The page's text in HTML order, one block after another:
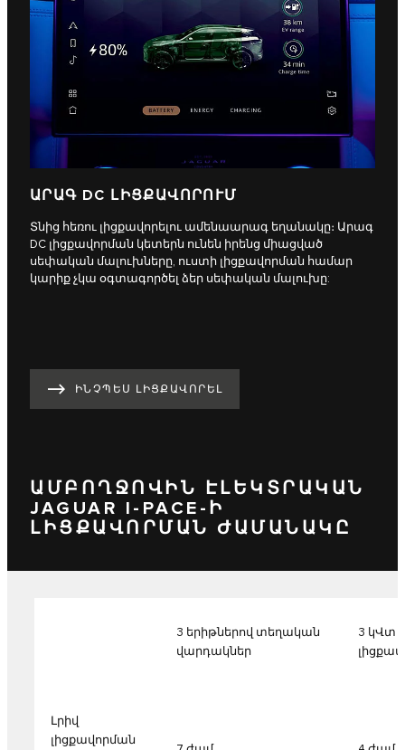
ԱՐԱԳ DC ԼԻՑՔԱՎՈՐՈՒՄ
Տնից հեռու լիցքավորելու ամենաարագ եղանակը։ Արագ
DC լիցքավորման կետերն ունեն իրենց միացված
սեփական մալուխները, ուստի լիցքավորման համար
կարիք չկա օգտագործել ձեր սեփական մալուխը:
ԻՆՉՊԵՍ ԼԻՑՔԱՎՈՐԵԼ
ԱՄԲՈՂՋՈՎԻՆ ԷԼԵԿՏՐԱԿԱՆ
JAGUAR I-PACE-Ի
ԼԻՑՔԱՎՈՐՄԱՆ ԺԱՄԱՆԱԿԸ
3 երիթներով տեղական
վարդակներ
3 կՎտ
Լրիվ
լիցքավորման